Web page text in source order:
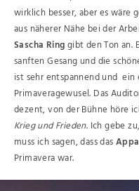
wirklich besser, aber es wäre
aus näherer Nähe bei der
Sascha Ringgibt den Ton an.
sanften Gesang und die
ist sehr entspannend und
Primaveragewusel. Das
dezent, von der Bühne höre
Krieg und Frieden. Ich gebe
muss ich sagen, dass das
Primavera war.